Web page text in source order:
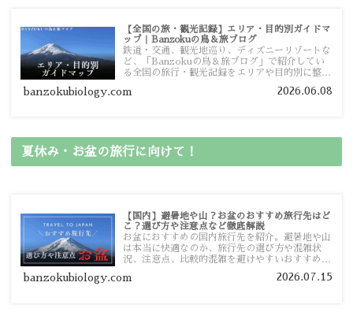
【全国の旅・観光記録】エリア・目的別ガイドマ
ップ｜Banzokuの鳥＆旅ブログ
鉄道・交通、観光地巡り、ディズニーリゾートな
ど、「Banzokuの鳥＆旅ブログ」で紹介してい
る全国の旅行・観光記録をエリアや目的別に整理
ガイドマップからスムーズに見つけていただけま
banzokubiology.com 2026.06.08
夏休み・お盆の旅行に向けて！
【国内】避暑地や山？お盆のおすすめ旅行先はど
こ？選び方や注意点など徹底解説
お盆におすすめの国内旅行先を紹介。避暑地や山
は本当に快適なのか、旅行先の選び方や混雑状
況、注意点、比較的混雑を避けやすいおすすめス
す。
banzokubiology.com 2026.07.15